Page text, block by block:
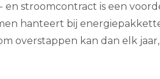
en stroomcontract is een
hanteert bij
overstappen kan dan elk